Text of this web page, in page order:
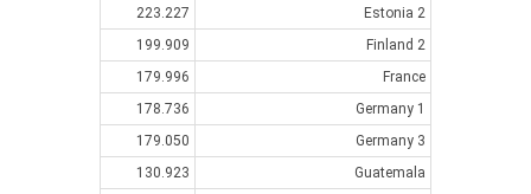
Estonia 2
223.227
Finland 2
199.909
France
179.996
Germany 1
178.736
Germany 3
179.050
Guatemala
130.923